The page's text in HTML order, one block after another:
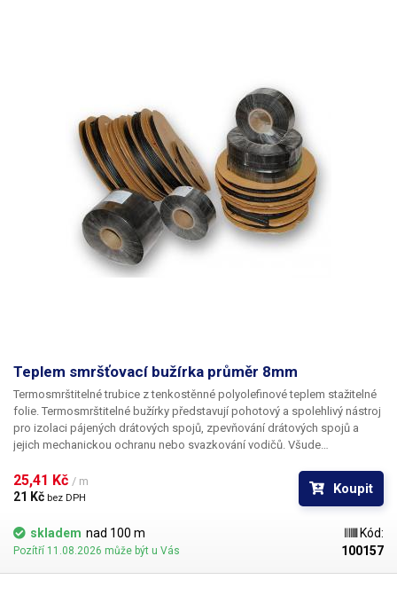
Teplem smršťovací bužírka průměr 8mm
Termosmrštitelné trubice z tenkostěnné polyolefinové teplem stažitelné
folie. Termosmrštitelné bužírky představují pohotový a spolehlivý nástroj
pro izolaci pájených drátových spojů, zpevňování drátových spojů a
jejich mechanickou ochranu nebo svazkování vodičů. Všude
elektrikářská izolační páska je nyní možné nasadit teplem smrštitelné
fólie.
25,41 Kč / m
21 Kč bez DPH
Koupit
skladem nad 100 m
Pozítří 11.08.2026 může být u Vás
Kód:
100157